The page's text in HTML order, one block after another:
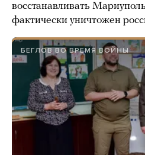
восстанавливать
фактически уничтожен
БЕГЛОВ ВО ВРЕМЯ ВОЙНЫ